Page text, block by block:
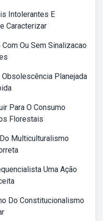
Intolerantes E
Caracterizar
Ou Sem Sinalizacao
Planejada
Para O Consumo
Florestais
Multiculturalismo
Uma Ação
Do Constitucionalismo